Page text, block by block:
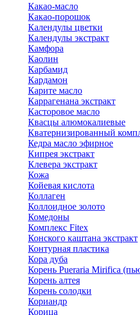
Какао-масло
Какао-порошок
Календулы цветки
Календулы экстракт
Камфора
Каолин
Карбамид
Кардамон
Карите масло
Каррагенана экстракт
Касторовое масло
Квасцы алюмокалиевые
Кватернизированный
Кедра масло эфирное
Кипрея экстракт
Клевера экстракт
Кожа
Койевая кислота
Коллаген
Коллоидное золото
Комедоны
Комплекс Fitex
Конского каштана экстракт
Контурная пластика
Кора дуба
Корень Pueraria Mirifica
Корень алтея
Корень солодки
Кориандр
Корица